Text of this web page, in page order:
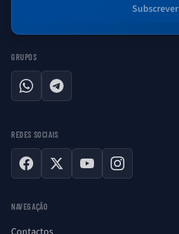
Subscrever
GRUPOS
WhatsAppTelegram
REDES SOCIAIS
Facebook
X YouTubeInstagram
NAVEGAÇÃO